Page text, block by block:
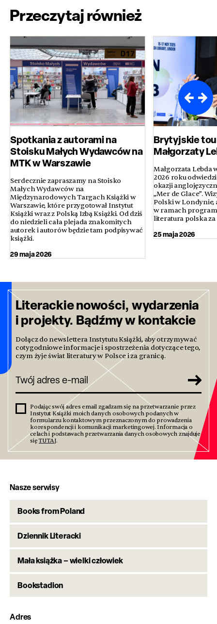
Przeczytaj również
Spotkania z autorami na
Stoisku Małych Wydawców na
MTK w Warszawie
Serdecznie zapraszamy na Stoisko
Małych Wydawców na
Międzynarodowych Targach Książki w
Warszawie, które przygotował Instytut
Książki wraz z Polską Izbą Książki. Od dziś
do niedzieli cała plejada znakomitych
autorek i autorów będzie tam podpisywać
książki.
29 maja 2026
Brytyjskie
Małgorzaty
Małgorzata Lebda
2026 roku
okazji
„Mer de Glace”.
Polski w Londynie,
w ramach
literatura polska
25 maja 2026
Literackie nowości, wydarzenia
i projekty. Bądźmy w kontakcie
Dołącz do newslettera Instytutu Książki, aby otrzymywać
cotygodniowe informacje i spostrzeżenia dotyczące tego,
czym żyje świat literatury w Polsce i za granicą.
Podając swój adres email zgadzam się na przetwarzanie przez
Instytut Książki moich danych osobowych podanych w
formularzu kontaktowym przeznaczonym do prowadzenia
korespondencji i komunikacji marketingowej. Informacja o
celach i podstawach przetwarzania danych osobowych znajduje
sięTUTAJ.
Nasze serwisy
Books from Poland
Dziennik Literacki
Mała książka – wielki człowiek
Bookstadion
Adres